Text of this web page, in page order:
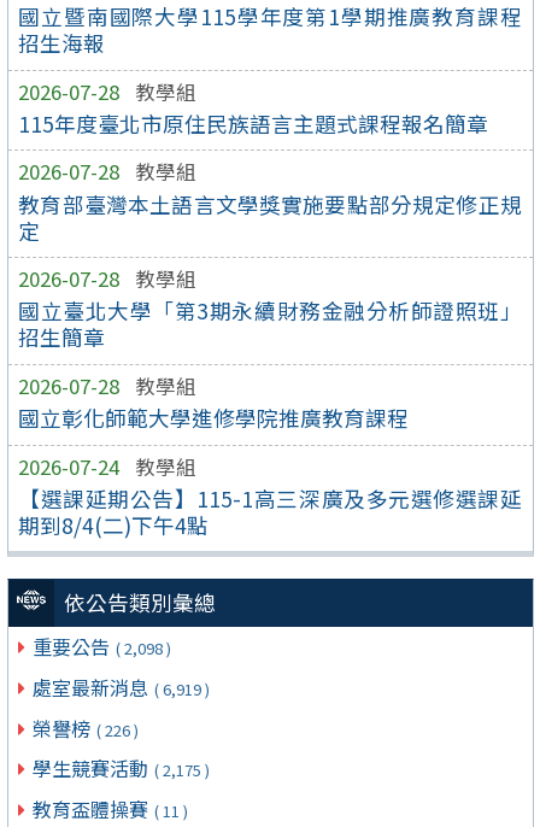
國立暨南國際大學115學年度第1學期推廣教育課程
招生海報
2026-07-28 教學組
115年度臺北市原住民族語言主題式課程報名簡章
2026-07-28 教學組
教育部臺灣本土語言文學獎實施要點部分規定修正規
定
2026-07-28 教學組
國立臺北大學「第3期永續財務金融分析師證照班」
招生簡章
2026-07-28 教學組
國立彰化師範大學進修學院推廣教育課程
2026-07-24 教學組
【選課延期公告】115-1高三深廣及多元選修選課延
期到8/4(二)下午4點
依公告類別彙總
重要公告 ( 2,098 )
處室最新消息 ( 6,919 )
榮譽榜 ( 226 )
學生競賽活動 ( 2,175 )
教育盃體操賽 ( 11 )